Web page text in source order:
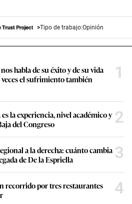
Tipo de trabajo:Opinión
habla de su éxito y de su vida
el sufrimiento también
1
la experiencia, nivel académico y
del Congreso
2
a la derecha: cuánto cambia
de De la Espriella
3
recorrido por tres restaurantes
4